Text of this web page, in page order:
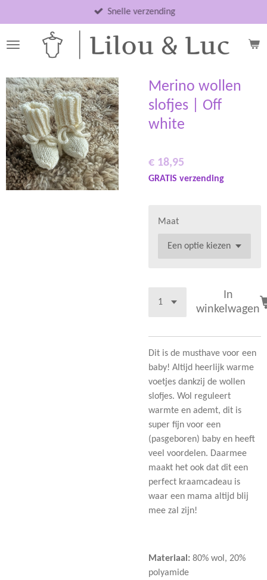
direct
naar
Snelle verzending
Merino wollen
slofjes | Off
white
€ 18,95
GRATIS verzending
Maat
In
winkelwagen
Dit is de musthave voor een
baby! Altijd heerlijk warme
voetjes dankzij de wollen
slofjes. Wol reguleert
warmte en ademt, dit is
super fijn voor een
(pasgeboren) baby en heeft
veel voordelen. Daarmee
maakt het ook dat dit een
perfect kraamcadeau is
waar een mama altijd blij
mee zal zijn!
Materiaal: 80% wol, 20%
polyamide